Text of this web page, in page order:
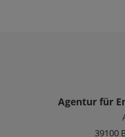
Agentur für
39100